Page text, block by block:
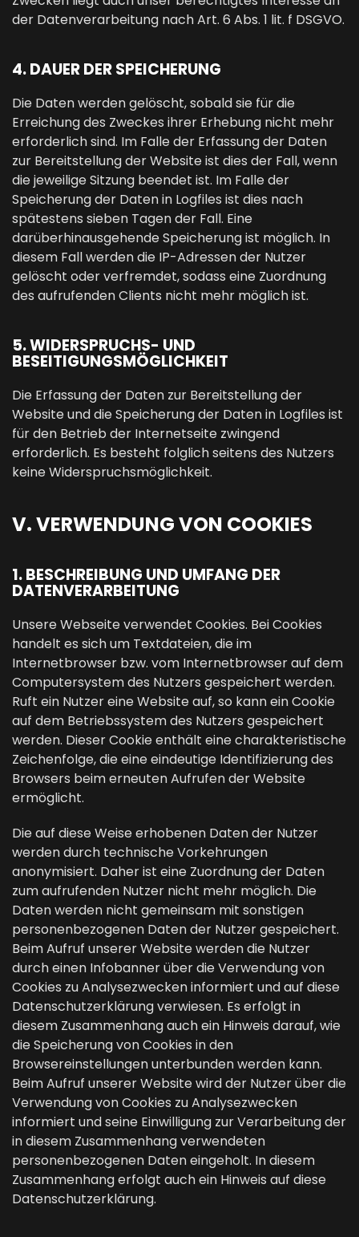
der Datenverarbeitung nach Art. 6 Abs. 1 lit. f DSGVO.
4. DAUER DER SPEICHERUNG
Die Daten werden gelöscht, sobald sie für die
Erreichung des Zweckes ihrer Erhebung nicht mehr
erforderlich sind. Im Falle der Erfassung der Daten
zur Bereitstellung der Website ist dies der Fall, wenn
die jeweilige Sitzung beendet ist. Im Falle der
Speicherung der Daten in Logfiles ist dies nach
spätestens sieben Tagen der Fall. Eine
darüberhinausgehende Speicherung ist möglich. In
diesem Fall werden die IP-Adressen der Nutzer
gelöscht oder verfremdet, sodass eine Zuordnung
des aufrufenden Clients nicht mehr möglich ist.
5. WIDERSPRUCHS- UND
BESEITIGUNGSMÖGLICHKEIT
Die Erfassung der Daten zur Bereitstellung der
Website und die Speicherung der Daten in Logfiles ist
für den Betrieb der Internetseite zwingend
erforderlich. Es besteht folglich seitens des Nutzers
keine Widerspruchsmöglichkeit.
V. VERWENDUNG VON COOKIES
1. BESCHREIBUNG UND UMFANG DER
DATENVERARBEITUNG
Unsere Webseite verwendet Cookies. Bei Cookies
handelt es sich um Textdateien, die im
Internetbrowser bzw. vom Internetbrowser auf dem
Computersystem des Nutzers gespeichert werden.
Ruft ein Nutzer eine Website auf, so kann ein Cookie
auf dem Betriebssystem des Nutzers gespeichert
werden. Dieser Cookie enthält eine charakteristische
Zeichenfolge, die eine eindeutige Identifizierung des
Browsers beim erneuten Aufrufen der Website
ermöglicht.
Die auf diese Weise erhobenen Daten der Nutzer
werden durch technische Vorkehrungen
anonymisiert. Daher ist eine Zuordnung der Daten
zum aufrufenden Nutzer nicht mehr möglich. Die
Daten werden nicht gemeinsam mit sonstigen
personenbezogenen Daten der Nutzer gespeichert.
Beim Aufruf unserer Website werden die Nutzer
durch einen Infobanner über die Verwendung von
Cookies zu Analysezwecken informiert und auf diese
Datenschutzerklärung verwiesen. Es erfolgt in
diesem Zusammenhang auch ein Hinweis darauf, wie
die Speicherung von Cookies in den
Browsereinstellungen unterbunden werden kann.
Beim Aufruf unserer Website wird der Nutzer über die
Verwendung von Cookies zu Analysezwecken
informiert und seine Einwilligung zur Verarbeitung der
in diesem Zusammenhang verwendeten
personenbezogenen Daten eingeholt. In diesem
Zusammenhang erfolgt auch ein Hinweis auf diese
Datenschutzerklärung.